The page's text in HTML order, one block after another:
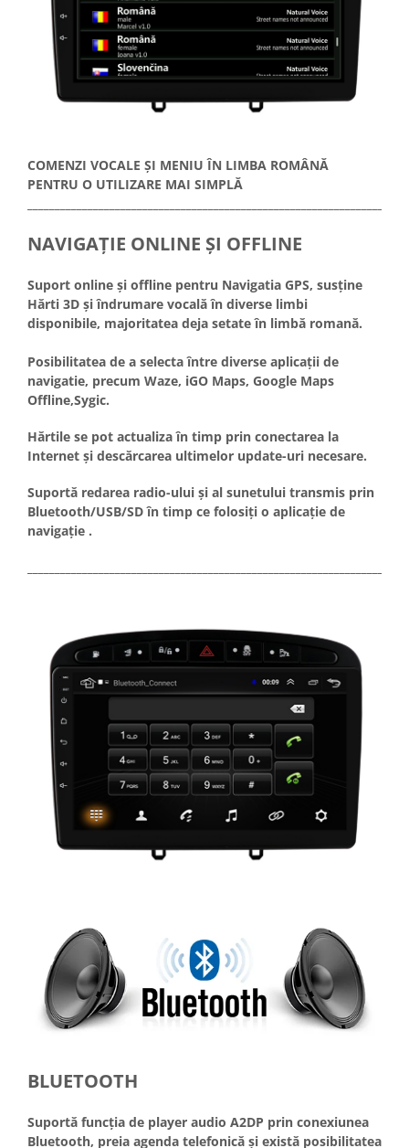
COMENZI VOCALE ȘI MENIU ÎN LIMBA ROMÂNĂ
PENTRU O UTILIZARE MAI SIMPLĂ
NAVIGAȚIE ONLINE ȘI OFFLINE
Suport online și offline pentru Navigatia GPS, susține
Hărti 3D și îndrumare vocală în diverse limbi
disponibile, majoritatea deja setate în limbă romană.
Posibilitatea de a selecta între diverse aplicații de
navigatie, precum Waze, iGO Maps, Google Maps
Offline,Sygic.
Hărtile se pot actualiza în timp prin conectarea la
Internet și descărcarea ultimelor update-uri necesare.
Suportă redarea radio-ului și al sunetului transmis prin
Bluetooth/USB/SD în timp ce folosiți o aplicație de
navigație .
BLUETOOTH
Suportă funcția de player audio A2DP prin conexiunea
Bluetooth, preia agenda telefonică și există posibilitatea